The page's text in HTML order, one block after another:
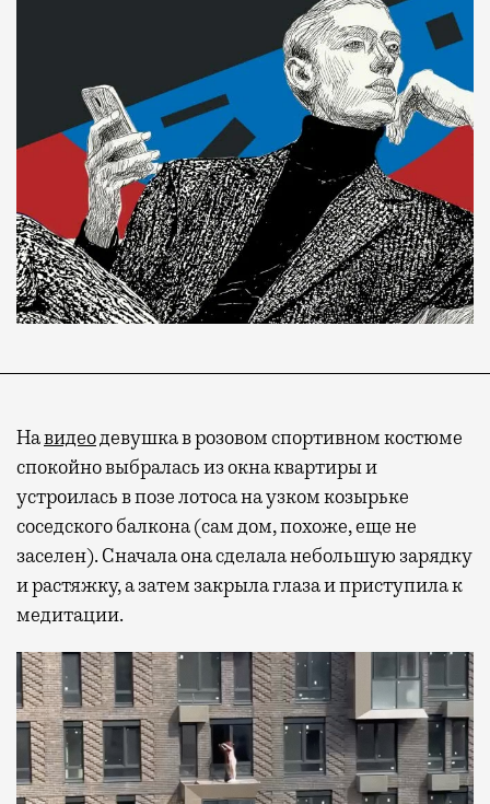
Навидеодевушка в розовом спортивном костюме
спокойно выбралась из окна квартиры и
устроилась в позе лотоса на узком козырьке
соседского балкона (сам дом, похоже, еще не
заселен). Сначала она сделала небольшую зарядку
и растяжку, а затем закрыла глаза и приступила к
медитации.